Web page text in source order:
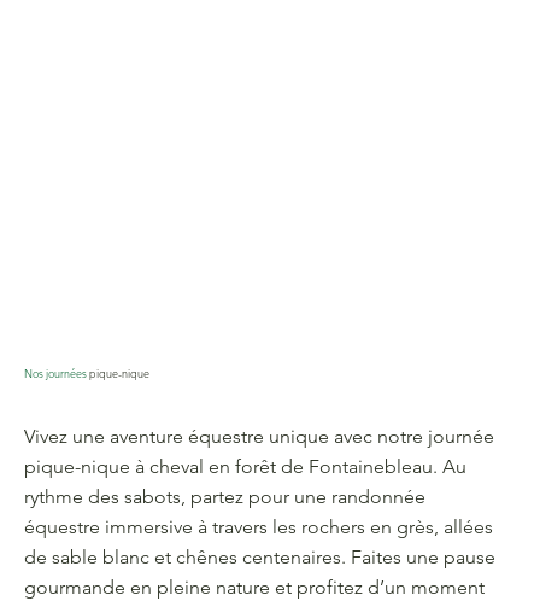
Nos journéespique-nique
Vivez une aventure équestre unique avec notre journée
pique-nique à cheval en forêt de Fontainebleau. Au
rythme des sabots, partez pour une randonnée
équestre immersive à travers les rochers en grès, allées
de sable blanc et chênes centenaires. Faites une pause
gourmande en pleine nature et profitez d’un moment